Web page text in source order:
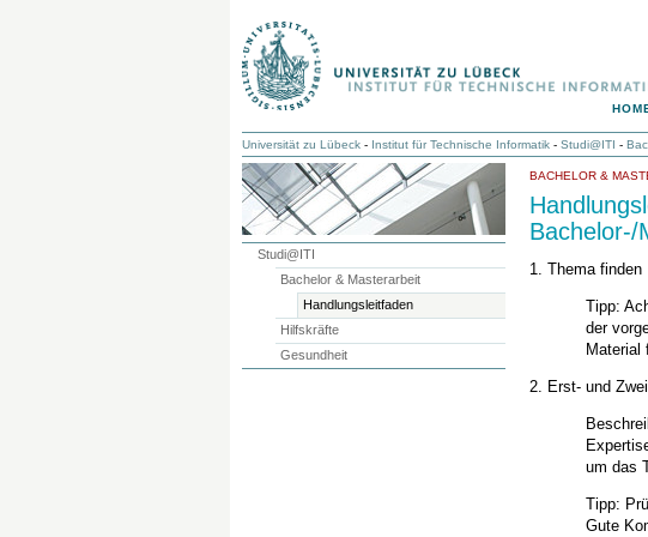
Universität zu Lübeck - Institut für Technische Informatik - Studi@ITI -
BACHELOR &
Bachelor-/
1. Thema finden
Tipp:
der
Material
2. Erst- und
um das
Tipp:
Gute
Studi@ITI
Bachelor & Masterarbeit
Handlungsleitfaden
Hilfskräfte
Gesundheit